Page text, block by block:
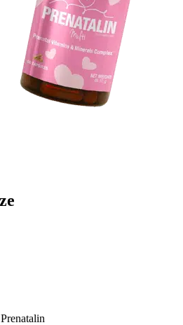
Prenatalin